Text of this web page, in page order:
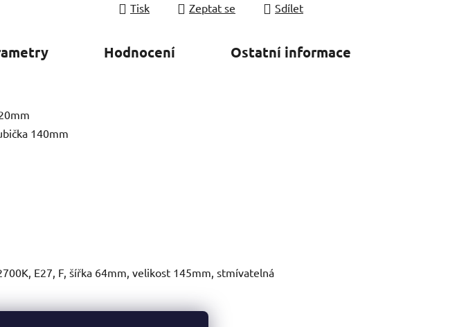
Tisk Zeptat se Sdílet
Hodnocení Ostatní informace
140mm
E27, F, šířka 64mm, velikost 145mm, stmívatelná